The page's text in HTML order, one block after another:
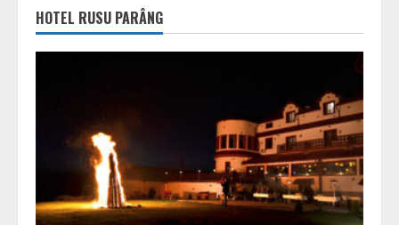
HOTEL RUSU PARÂNG